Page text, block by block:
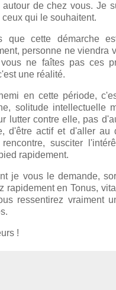
autour de chez vous. Je
qui le souhaitent.
que cette démarche
personne ne viendra
ne faîtes pas ces
une réalité.
en cette période,
solitude intellectuelle
lutter contre elle, pas
d'être actif et d'aller au
susciter
rapidement.
je vous le demande,
rapidement en Tonus,
ressentirez vraiment
!